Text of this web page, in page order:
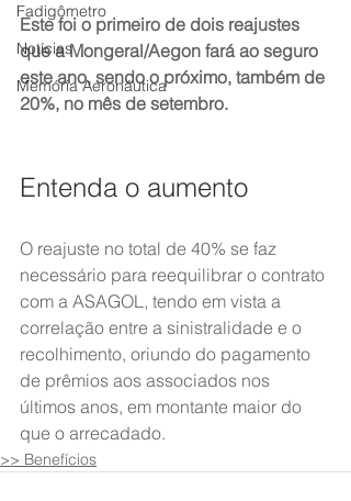
Fadigômetro
Notícias
Memória Aeronáutica
Este foi o primeiro de dois reajustes
que a Mongeral/Aegon fará ao seguro
este ano, sendo o próximo, também de
20%, no mês de setembro.
Entenda o aumento
O reajuste no total de 40% se faz
necessário para reequilibrar o contrato
com a ASAGOL, tendo em vista a
correlação entre a sinistralidade e o
recolhimento, oriundo do pagamento
de prêmios aos associados nos
últimos anos, em montante maior do
que o arrecadado.
>> Benefícios